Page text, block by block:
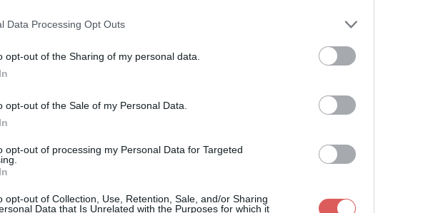
Data Processing Opt Outs
opt-out of the Sharing of my personal data.
opt-out of the Sale of my Personal Data.
opt-out of processing my Personal Data for Targeted
opt-out of Collection, Use, Retention, Sale, and/or Sharing
Data that Is Unrelated with the Purposes for which it
sur le Web et les réseaux sociaux: